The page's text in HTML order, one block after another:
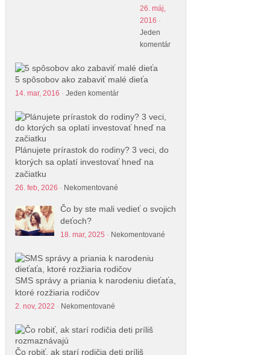
26. máj,
2016 ·
Jeden
komentár
5 spôsobov ako zabaviť malé dieťa
14. mar, 2016 · Jeden komentár
Plánujete prírastok do rodiny? 3 veci, do
ktorých sa oplatí investovať hneď na
začiatku
26. feb, 2026 · Nekomentované
Čo by ste mali vedieť o svojich
deťoch?
18. mar, 2025 · Nekomentované
SMS správy a priania k narodeniu dieťaťa,
ktoré rozžiaria rodičov
2. nov, 2022 · Nekomentované
Čo robiť, ak starí rodičia deti príliš